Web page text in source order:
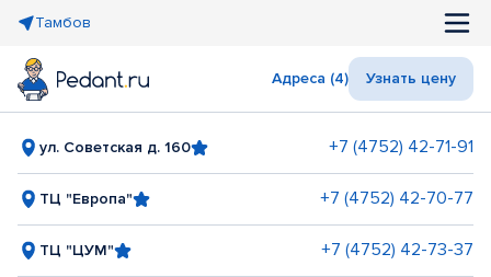
Тамбов
Адреса (4) Узнать цену
ул. Советская д. 160 +7 (4752) 42-71-91
ТЦ "Европа" +7 (4752) 42-70-77
ТЦ "ЦУМ" +7 (4752) 42-73-37